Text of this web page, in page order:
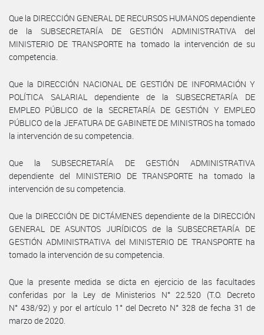
Que la DIRECCIÓN GENERAL DE RECURSOS HUMANOS dependiente
de la SUBSECRETARÍA DE GESTIÓN ADMINISTRATIVA del
MINISTERIO DE TRANSPORTE ha tomado la intervención de su
competencia.
Que la DIRECCIÓN NACIONAL DE GESTIÓN DE INFORMACIÓN Y
POLÍTICA SALARIAL dependiente de la SUBSECRETARÍA DE
EMPLEO PÚBLICO de la SECRETARÍA DE GESTIÓN Y EMPLEO
PÚBLICO de la JEFATURA DE GABINETE DE MINISTROS ha tomado
la intervención de su competencia.
Que la SUBSECRETARÍA DE GESTIÓN ADMINISTRATIVA
dependiente del MINISTERIO DE TRANSPORTE ha tomado la
intervención de su competencia.
Que la DIRECCIÓN DE DICTÁMENES dependiente de la DIRECCIÓN
GENERAL DE ASUNTOS JURÍDICOS de la SUBSECRETARÍA DE
GESTIÓN ADMINISTRATIVA del MINISTERIO DE TRANSPORTE ha
tomado la intervención de su competencia.
Que la presente medida se dicta en ejercicio de las facultades
conferidas por la Ley de Ministerios N° 22.520 (T.O. Decreto
N° 438/92) y por el artículo 1° del Decreto N° 328 de fecha 31 de
marzo de 2020.